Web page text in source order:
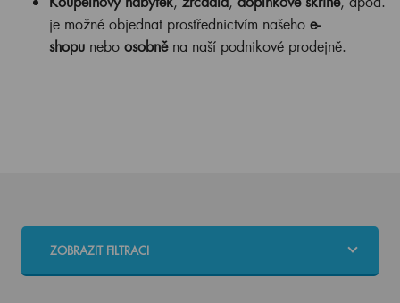
je možné objednat prostřednictvím našeho e-
shopu nebo osobněna naší podnikové prodejně.
ZOBRAZIT FILTRACI